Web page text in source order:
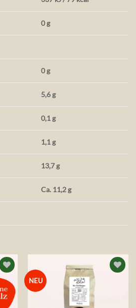
0 g
0 g
5,6 g
0,1 g
1,1 g
13,7 g
Ca. 11,2 g
NEU